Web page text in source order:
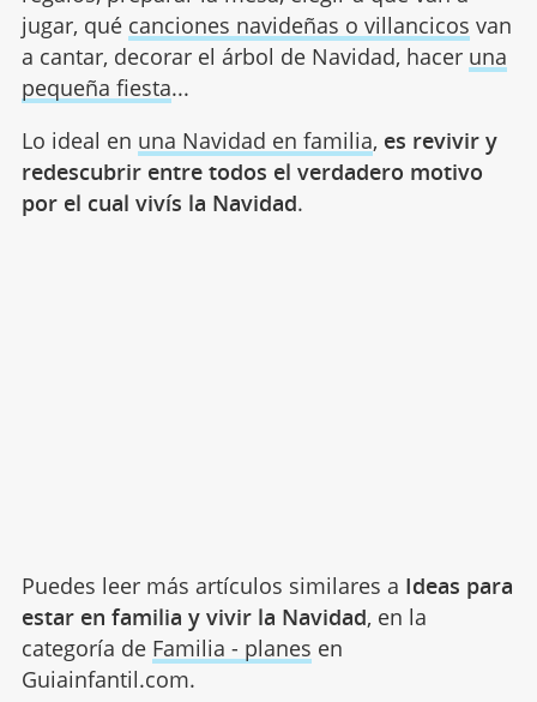
jugar, qué canciones navideñas o villancicos van
a cantar, decorar el árbol de Navidad, hacer una
pequeña fiesta...
Lo ideal en una Navidad en familia, es revivir y
redescubrir entre todos el verdadero motivo
por el cual vivís la Navidad.
Puedes leer más artículos similares a Ideas para
estar en familia y vivir la Navidad, en la
categoría de Familia - planes en
Guiainfantil.com.